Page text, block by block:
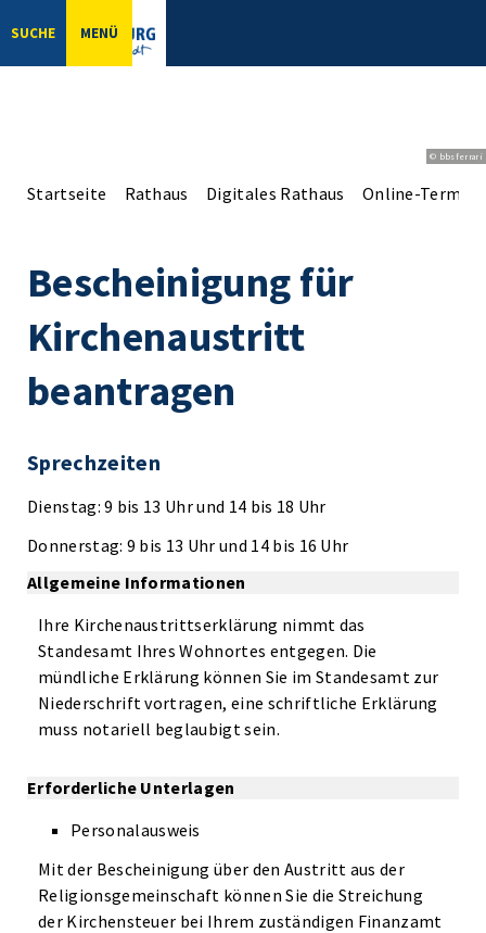
SUCHE MENÜ
© bbsferrari
Startseite Rathaus Digitales Rathaus Online-
Bescheinigung für
Kirchenaustritt
beantragen
Sprechzeiten
Dienstag: 9 bis 13 Uhr und 14 bis 18 Uhr
Donnerstag: 9 bis 13 Uhr und 14 bis 16 Uhr
Allgemeine Informationen
Ihre Kirchenaustrittserklärung nimmt das
Standesamt Ihres Wohnortes entgegen. Die
mündliche Erklärung können Sie im Standesamt zur
Niederschrift vortragen, eine schriftliche Erklärung
muss notariell beglaubigt sein.
Erforderliche Unterlagen
Personalausweis
Mit der Bescheinigung über den Austritt aus der
Religionsgemeinschaft können Sie die Streichung
der Kirchensteuer bei Ihrem zuständigen Finanzamt